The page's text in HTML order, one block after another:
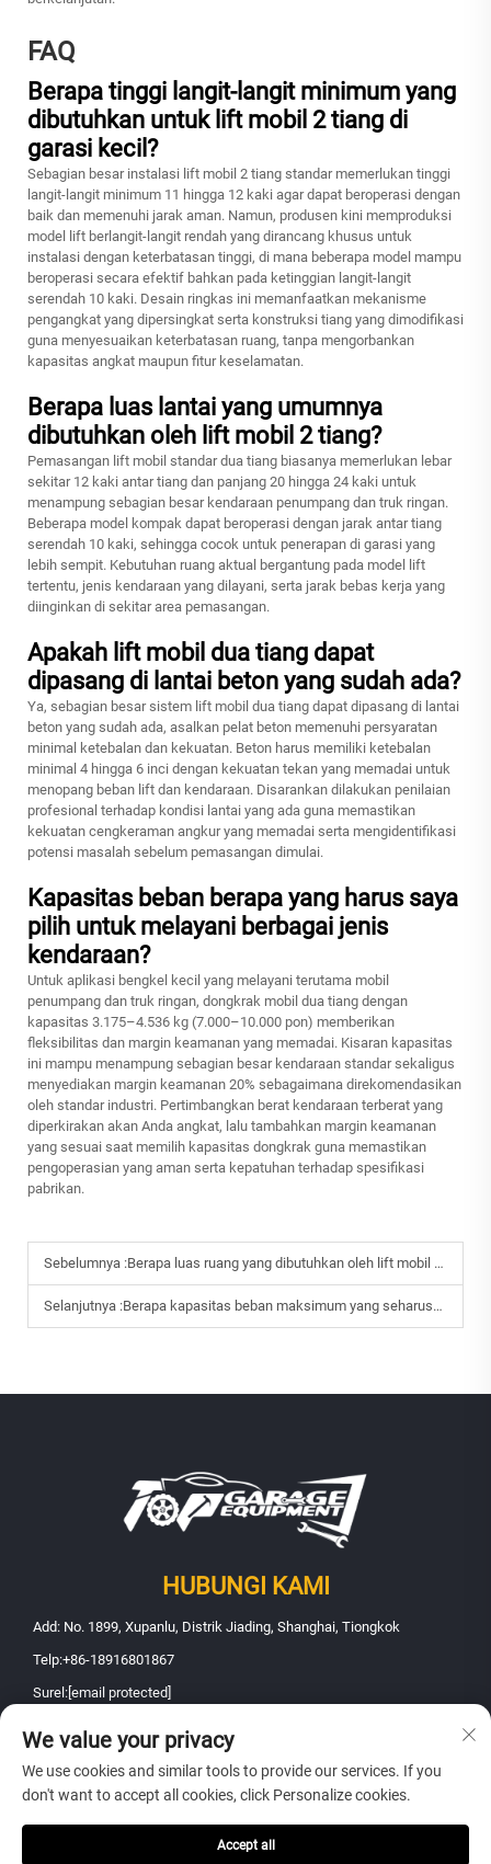
FAQ
Berapa tinggi langit-langit minimum yang
dibutuhkan untuk lift mobil 2 tiang di
garasi kecil?
Sebagian besar instalasi lift mobil 2 tiang standar memerlukan tinggi
langit-langit minimum 11 hingga 12 kaki agar dapat beroperasi dengan
baik dan memenuhi jarak aman. Namun, produsen kini memproduksi
model lift berlangit-langit rendah yang dirancang khusus untuk
instalasi dengan keterbatasan tinggi, di mana beberapa model mampu
beroperasi secara efektif bahkan pada ketinggian langit-langit
serendah 10 kaki. Desain ringkas ini memanfaatkan mekanisme
pengangkat yang dipersingkat serta konstruksi tiang yang dimodifikasi
guna menyesuaikan keterbatasan ruang, tanpa mengorbankan
kapasitas angkat maupun fitur keselamatan.
Berapa luas lantai yang umumnya
dibutuhkan oleh lift mobil 2 tiang?
Pemasangan lift mobil standar dua tiang biasanya memerlukan lebar
sekitar 12 kaki antar tiang dan panjang 20 hingga 24 kaki untuk
menampung sebagian besar kendaraan penumpang dan truk ringan.
Beberapa model kompak dapat beroperasi dengan jarak antar tiang
serendah 10 kaki, sehingga cocok untuk penerapan di garasi yang
lebih sempit. Kebutuhan ruang aktual bergantung pada model lift
tertentu, jenis kendaraan yang dilayani, serta jarak bebas kerja yang
diinginkan di sekitar area pemasangan.
Apakah lift mobil dua tiang dapat
dipasang di lantai beton yang sudah ada?
Ya, sebagian besar sistem lift mobil dua tiang dapat dipasang di lantai
beton yang sudah ada, asalkan pelat beton memenuhi persyaratan
minimal ketebalan dan kekuatan. Beton harus memiliki ketebalan
minimal 4 hingga 6 inci dengan kekuatan tekan yang memadai untuk
menopang beban lift dan kendaraan. Disarankan dilakukan penilaian
profesional terhadap kondisi lantai yang ada guna memastikan
kekuatan cengkeraman angkur yang memadai serta mengidentifikasi
potensi masalah sebelum pemasangan dimulai.
Kapasitas beban berapa yang harus saya
pilih untuk melayani berbagai jenis
kendaraan?
Untuk aplikasi bengkel kecil yang melayani terutama mobil
penumpang dan truk ringan, dongkrak mobil dua tiang dengan
kapasitas 3.175–4.536 kg (7.000–10.000 pon) memberikan
fleksibilitas dan margin keamanan yang memadai. Kisaran kapasitas
ini mampu menampung sebagian besar kendaraan standar sekaligus
menyediakan margin keamanan 20% sebagaimana direkomendasikan
oleh standar industri. Pertimbangkan berat kendaraan terberat yang
diperkirakan akan Anda angkat, lalu tambahkan margin keamanan
yang sesuai saat memilih kapasitas dongkrak guna memastikan
pengoperasian yang aman serta kepatuhan terhadap spesifikasi
pabrikan.
Sebelumnya :Berapa luas ruang yang dibutuhkan oleh lift mobil 2 tiang?
Selanjutnya :Berapa kapasitas beban maksimum yang seharusnya dimiliki lift mobil 2 tiang saya?
HUBUNGI KAMI
Add: No. 1899, Xupanlu, Distrik Jiading, Shanghai, Tiongkok
Telp:+86-18916801867
Surel: [email protected]
Hak Cipta © 2026 Shanghai Fanbao Automobile Maintenance Equipment
Co., Ltd.. Seluruh hak dilindungi -Kebijakan Privasi
We value your privacy
We use cookies and similar tools to provide our services. If you
don't want to accept all cookies, click Personalize cookies.
Accept all